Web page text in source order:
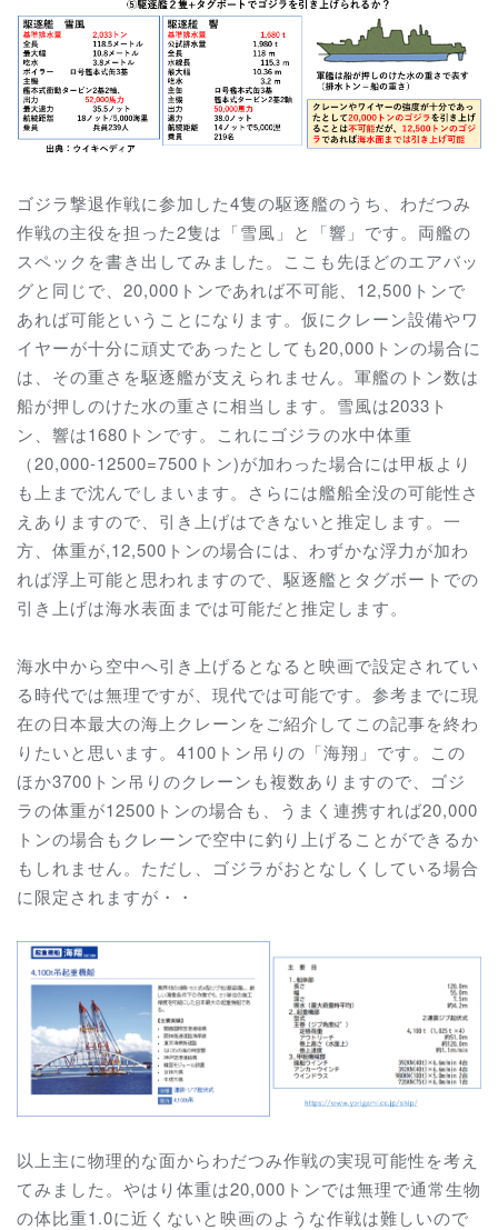
ゴジラ撃退作戦に参加した4隻の駆逐艦のうち、わだつみ
作戦の主役を担った2隻は「雪風」と「響」です。両艦の
スペックを書き出してみました。ここも先ほどのエアバッ
グと同じで、20,000トンであれば不可能、12,500トンで
あれば可能ということになります。仮にクレーン設備やワ
イヤーが十分に頑丈であったとしても20,000トンの場合に
は、その重さを駆逐艦が支えられません。軍艦のトン数は
船が押しのけた水の重さに相当します。雪風は2033ト
ン、響は1680トンです。これにゴジラの水中体重
（20,000-12500=7500トン)が加わった場合には甲板より
も上まで沈んでしまいます。さらには艦船全没の可能性さ
えありますので、引き上げはできないと推定します。一
方、体重が,12,500トンの場合には、わずかな浮力が加わ
れば浮上可能と思われますので、駆逐艦とタグボートでの
引き上げは海水表面までは可能だと推定します。
海水中から空中へ引き上げるとなると映画で設定されてい
る時代では無理ですが、現代では可能です。参考までに現
在の日本最大の海上クレーンをご紹介してこの記事を終わ
りたいと思います。4100トン吊りの「海翔」です。この
ほか3700トン吊りのクレーンも複数ありますので、ゴジ
ラの体重が12500トンの場合も、うまく連携すれば20,000
トンの場合もクレーンで空中に釣り上げることができるか
もしれません。ただし、ゴジラがおとなしくしている場合
に限定されますが・・
以上主に物理的な面からわだつみ作戦の実現可能性を考え
てみました。やはり体重は20,000トンでは無理で通常生物
の体比重1.0に近くないと映画のような作戦は難しいので